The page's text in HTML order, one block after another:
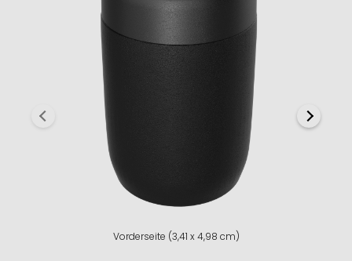
Vorderseite (3,41 x 4,98 cm)